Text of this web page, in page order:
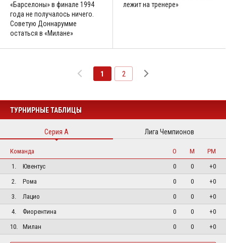
«Барселоны» в финале 1994
года не получалось ничего.
Советую Доннарумме
остаться в «Милане»
лежит на тренере»
1 2
ТУРНИРНЫЕ ТАБЛИЦЫ
Серия А Лига Чемпионов
Команда О М
РМ
1.
Ювентус 0 0
+0
2.
Рома 0 0
+0
3.
Лацио 0 0
+0
4.
Фиорентина 0 0
+0
10.
Милан 0 0 +0